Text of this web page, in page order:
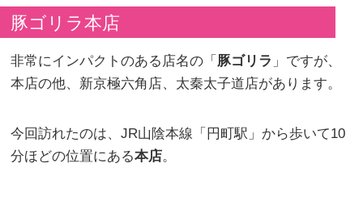
豚ゴリラ本店
非常にインパクトのある店名の「 豚ゴリラ 」ですが、
本店の他、新京極六角店、太秦太子道店があります。
今回訪れたのは、JR山陰本線「円町駅」から歩いて10
分ほどの位置にある本店。